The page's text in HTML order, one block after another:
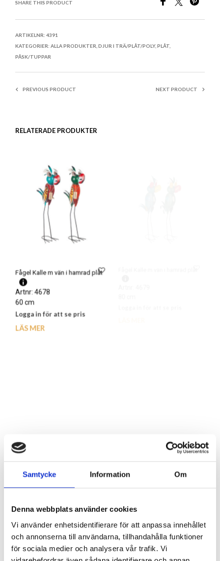
Samtycke Information Om
Denna webbplats använder cookies
Vi använder enhetsidentifierare för att anpassa innehållet
och annonserna till användarna, tillhandahålla funktioner
för sociala medier och analysera vår trafik. Vi
SHARE THIS PRODUCT
ARTIKELNR:4391
KATEGORIER:ALLA PRODUKTER ,DJUR I TRÄ/PLÅT/POLY,PLÅT
PÅSK/TUPPAR
PREVIOUS PRODUCT NEXT PRODUCT
RELATERADE PRODUKTER
Fågel Kalle m vän i hamrad plåt
Artnr: 4678
60 cm
Logga in för att se pris
LÄS MER
Elefant i återv plåt SALE
40 x 28 cm
LÄS MER
28 x 20 cm
LÄS MER